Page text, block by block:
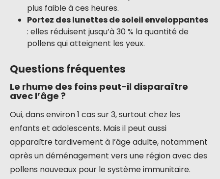
plus faible à ces heures.
Portez des lunettes de soleil enveloppantes
: elles réduisent jusqu’à 30 % la quantité de
pollens qui atteignent les yeux.
Questions fréquentes
Le rhume des foins peut-il disparaître
avec l’âge ?
Oui, dans environ 1 cas sur 3, surtout chez les
enfants et adolescents. Mais il peut aussi
apparaître tardivement à l’âge adulte, notamment
après un déménagement vers une région avec des
pollens nouveaux pour le système immunitaire.